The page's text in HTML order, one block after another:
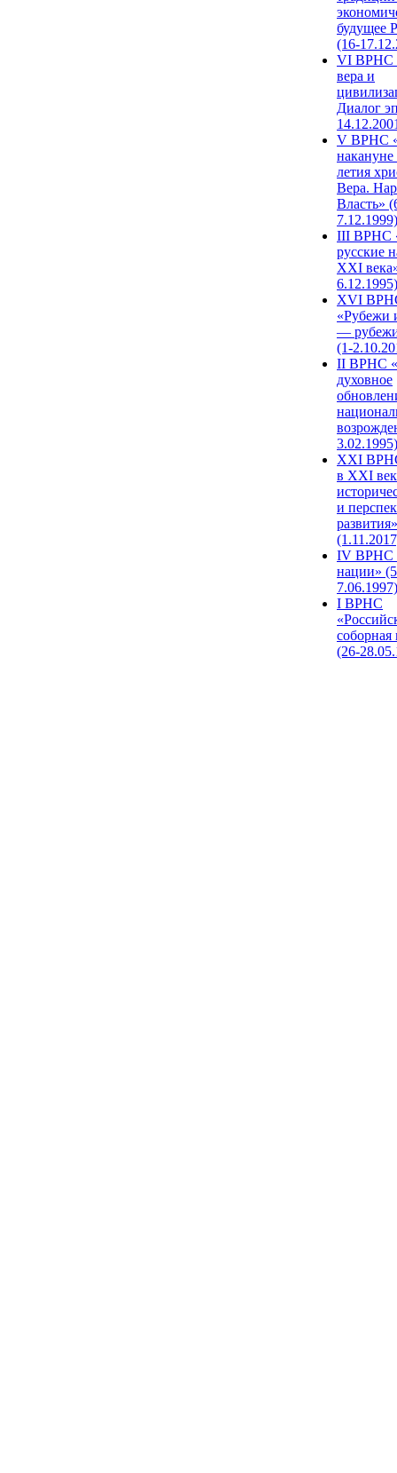
будущее
(16-
VI ВРНС
вера и
Диалог
V ВРНС
накануне
летия
Вера.
Власть»
7.12.1999)
III ВРНС
русские
XXI
6.12.1995)
XVI
«Рубежи
—
(1-
II ВРНС
духовное
3.02.1995)
XХI
в XXI
и
развития»
IV ВРНС
нации»
7.06.1997)
I ВРНС
(26-